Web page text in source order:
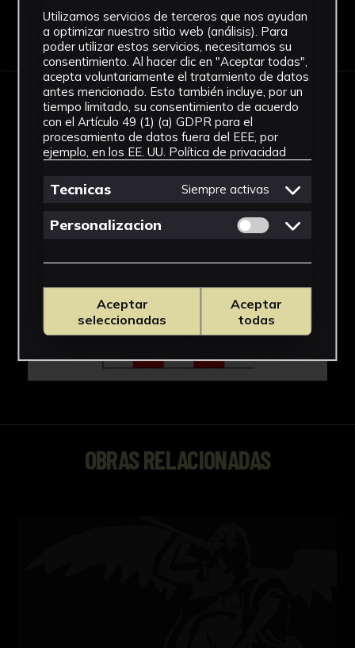
Descargar Ficha
IMÁGENES
OBRAS RELACIONADAS
Utilizamos servicios de terceros que nos ayudan
a optimizar nuestro sitio web (análisis). Para
poder utilizar estos servicios, necesitamos su
consentimiento. Al hacer clic en "Aceptar todas",
acepta voluntariamente el tratamiento de datos
antes mencionado. Esto también incluye, por un
tiempo limitado, su consentimiento de acuerdo
con el Artículo 49 (1) (a) GDPR para el
procesamiento de datos fuera del EEE, por
ejemplo, en los EE. UU. Política de privacidad
Tecnicas Siempre activas
Personalizacion Permitir cookies
Aceptar
seleccionadas
Aceptar
todas